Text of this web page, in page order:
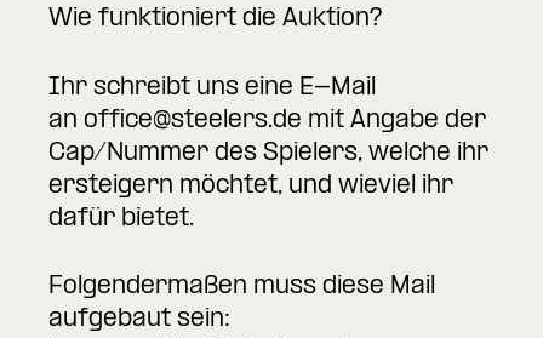
Wie funktioniert die Auktion?
Ihr schreibt uns eine E-Mail
an office@steelers.de mit Angabe der
Cap/Nummer des Spielers, welche ihr
ersteigern möchtet, und wieviel ihr
dafür bietet.
Folgendermaßen muss diese Mail
aufgebaut sein: